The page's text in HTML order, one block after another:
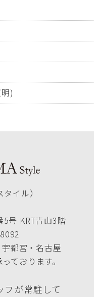
)
イル）
号 KRT青山3階
都宮・名古屋
ております。
フが常駐して